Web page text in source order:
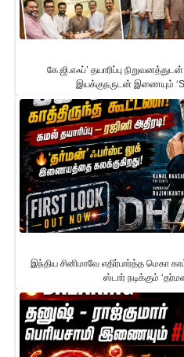
கே.ஜி.எஃப்’ தயாரிப்பு
இயக்குநருடன் இணையும்
இந்திய சினிமாவே எதிர்பார்த்த மெகா
ஸ்டார் நடிக்கும்